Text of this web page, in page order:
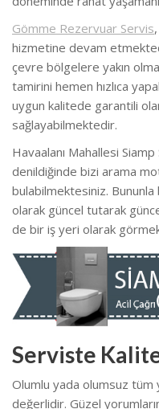
Gömme Rezervuar Servis
hizmetine devam
çevre bölgelere yakın
tamirini hemen hızlıca
uygun kalitede garantili
sağlayabilmektedir.
Havaalanı Mahallesi
denildiğinde bizi arama
bulabilmektesiniz.
olarak güncel tutarak
de bir iş yeri olarak
Serviste
Olumlu yada olumsuz tüm
değerlidir. Güzel